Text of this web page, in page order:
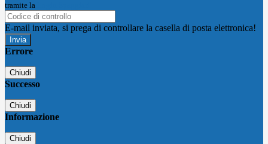
tramite la
E-mail inviata, si prega di controllare la casella di posta elettronica!
Errore
Chiudi
Successo
Chiudi
Informazione
Chiudi